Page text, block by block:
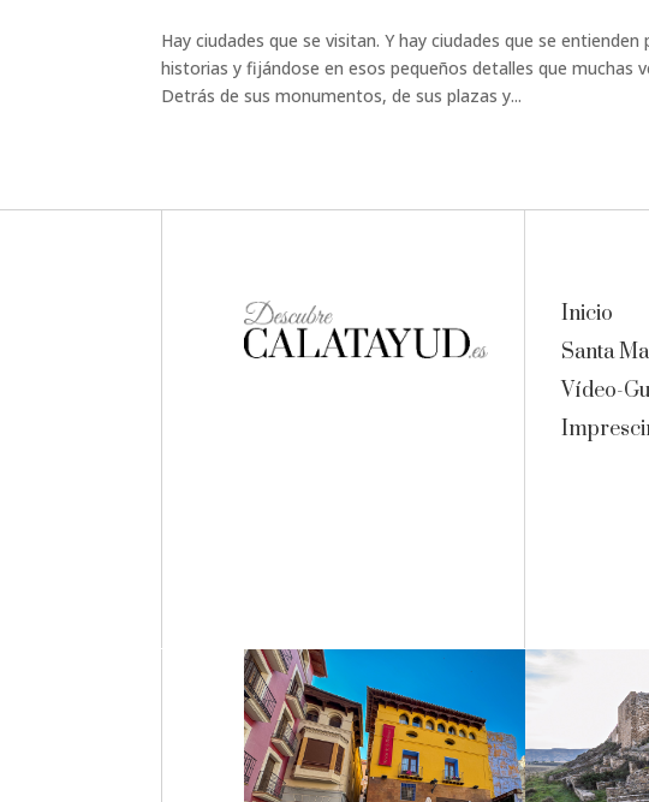
Hay ciudades que se visitan. Y hay ciudades que se
historias y fijándose en esos pequeños detalles que muchas
Detrás de sus monumentos, de sus plazas y...
Inicio
Santa
Vídeo-